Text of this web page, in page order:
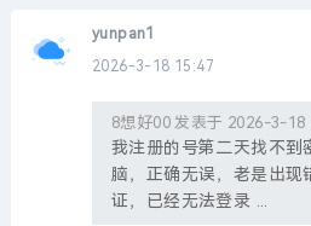
yunpan1
2026-3-18 15:47
8想好00 发表于 2026-3-18
我注册的号第二天找不到
脑，正确无误，老是出现
证，已经无法登录 ...